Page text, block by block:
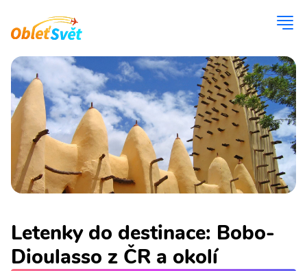
Letenky do destinace: Bobo-
Dioulasso z ČR a okolí